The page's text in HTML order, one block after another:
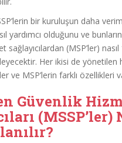
bir kuruluşun daha
yardımcı olduğunu ve bunların
(MSP’ler) nasıl
Her ikisi de yönetilen
ve MSP’lerin farklı özellikleri
Güvenlik
(MSSP’ler)